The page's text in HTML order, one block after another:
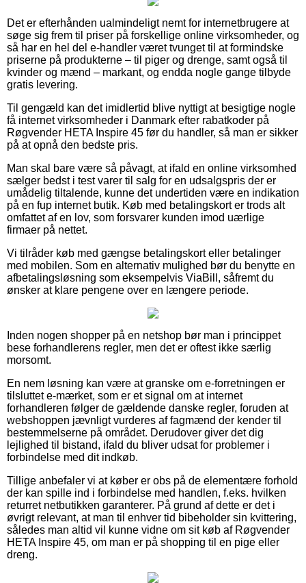
Det er efterhånden ualmindeligt nemt for internetbrugere at
søge sig frem til priser på forskellige online virksomheder, og
så har en hel del e-handler været tvunget til at formindske
priserne på produkterne – til piger og drenge, samt også til
kvinder og mænd – markant, og endda nogle gange tilbyde
gratis levering.
Til gengæld kan det imidlertid blive nyttigt at besigtige nogle
få internet virksomheder i Danmark efter rabatkoder på
Røgvender HETA Inspire 45 før du handler, så man er sikker
på at opnå den bedste pris.
Man skal bare være så påvagt, at ifald en online virksomhed
sælger bedst i test varer til salg for en udsalgspris der er
umådelig tiltalende, kunne det undertiden være en indikation
på en fup internet butik. Køb med betalingskort er trods alt
omfattet af en lov, som forsvarer kunden imod uærlige
firmaer på nettet.
Vi tilråder køb med gængse betalingskort eller betalinger
med mobilen. Som en alternativ mulighed bør du benytte en
afbetalingsløsning som eksempelvis ViaBill, såfremt du
ønsker at klare pengene over en længere periode.
Inden nogen shopper på en netshop bør man i princippet
bese forhandlerens regler, men det er oftest ikke særlig
morsomt.
En nem løsning kan være at granske om e-forretningen er
tilsluttet e-mærket, som er et signal om at internet
forhandleren følger de gældende danske regler, foruden at
webshoppen jævnligt vurderes af fagmænd der kender til
bestemmelserne på området. Derudover giver det dig
lejlighed til bistand, ifald du bliver udsat for problemer i
forbindelse med dit indkøb.
Tillige anbefaler vi at køber er obs på de elementære forhold
der kan spille ind i forbindelse med handlen, f.eks. hvilken
returret netbutikken garanterer. På grund af dette er det i
øvrigt relevant, at man til enhver tid bibeholder sin kvittering,
således man altid vil kunne vidne om sit køb af Røgvender
HETA Inspire 45, om man er på shopping til en pige eller
dreng.